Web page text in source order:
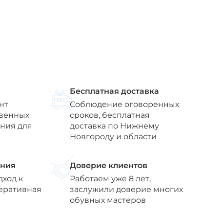
для
Бесплатная доставка
Соблюдение оговоренных
сроков, бесплатная
доставка по Нижнему
Новгороду и области
к
Доверие клиентов
Работаем уже 8 лет,
заслужили доверие многих
обувных мастеров